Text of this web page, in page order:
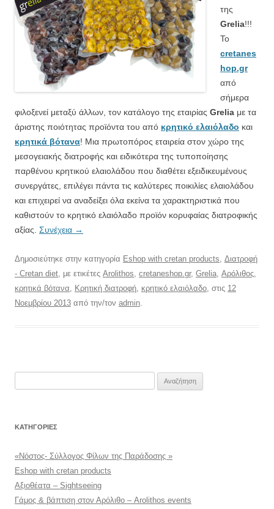
της
Grelia!!!
Το
cretanes
hop.gr
από
σήμερα
φιλοξενεί μεταξύ άλλων, τον κατάλογο της εταιρίας Grelia με τα
άριστης ποιότητας προϊόντα του από κρητικό ελαιόλαδο και
κρητικά βότανα! Μια πρωτοπόρος εταιρεία στον χώρο της
μεσογειακής διατροφής και ειδικότερα της τυποποίησης
παρθένου κρητικού ελαιολάδου που διαθέτει εξειδικευμένους
συνεργάτες, επιλέγει πάντα τις καλύτερες ποικιλίες ελαιολάδου
και επιχειρεί να αναδείξει όλα εκείνα τα χαρακτηριστικά που
καθιστούν το κρητικό ελαιόλαδο προϊόν κορυφαίας διατροφικής
αξίας. Συνέχεια →
Δημοσιεύτηκε στην κατηγορία Eshop with cretan products Διατροφή
- Cretan diet , με ετικέτες Arolithos cretaneshop.gr, Grelia Αρόλιθος
κρητικά βότανα
Κρητική διατροφή κρητικό ελαιόλαδο , στις 12
Νοεμβρίου 2013 από την/τον admin
KΑΤΗΓΟΡΊΕΣ
«Νόστος- Σύλλογος Φίλων της Παράδοσης »
Eshop with cretan products
Αξιοθέατα – Sightseeing
Γάμος & βάπτιση στον Αρόλιθο – Arolithos events